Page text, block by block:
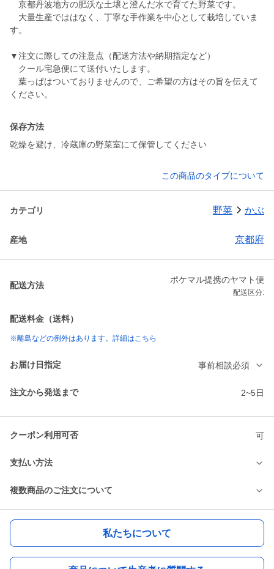
京都丹波地方の肥沃な土壌と澄んだ水で育てた野菜です。
大量生産でははなく、丁寧な手作業を中心として栽培していま
す。
▼注文に際しての注意点（配送方法や納期指定など）
クール宅急便にて送付いたします。
葉っぱはついておりませんので、ご希望の方はその旨を伝えて
ください。
保存方法
乾燥を避け、冷蔵庫の野菜室にて保管してください
この商品のタイプについて
カテゴリ 野菜 かぶ
産地 京都府
配送方法
ポケマル提携のヤマト便
配送区分:
配送料金（送料）
※離島などの例外はあります。詳細はこちら
お届け日指定 事前相談必須
注文から発送まで 2~5日
クーポン利用可否 可
支払い方法
複数商品のご注文について
私たちについて